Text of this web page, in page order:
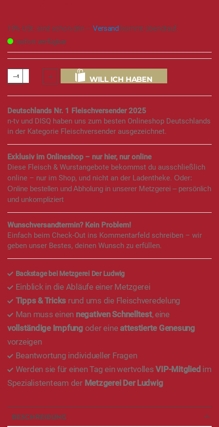
19% USt. sind schon drin – Versandkommt obendrauf.
sofort verfügbar
WILL ICH HABEN
Deutschlands Nr. 1 Fleischversender 2025
n-tv und DISQ haben uns zum besten Onlineshop Deutschlands
in der Kategorie Fleischversender ausgezeichnet.
Exklusiv im Onlineshop – nur hier, nur online
Diese Fleisch & Wurstangebote bekommst du ausschließlich
online – nur im Shop, und nicht an der Ladentheke. Oder:
Online bestellen und Abholung in unserer Metzgerei – persönlich
und unkompliziert
Wunschversandtermin? Kein Problem!
Einfach beim Check-Out ins Kommentarfeld schreiben – wir
geben unser Bestes, deinen Wunsch zu erfüllen.
Backstage bei Metzgerei Der Ludwig
Einblick in die Abläufe einer Metzgerei
Tipps & Tricks rund ums die Fleischveredelung
Man muss einen negativen Schnelltest, eine
vollständige Impfungoder eine attestierte Genesung
vorzeigen
Beantwortung individueller Fragen
Werden sie für einen Tag ein wertvollesVIP-Mitglied im
Spezialistenteam der Metzgerei Der Ludwig
BESCHREIBUNG